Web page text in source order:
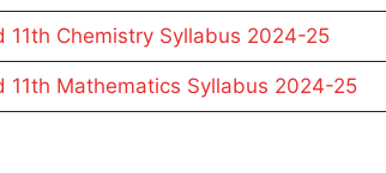
11th Chemistry Syllabus 2024-25
11th Mathematics Syllabus 2024-25